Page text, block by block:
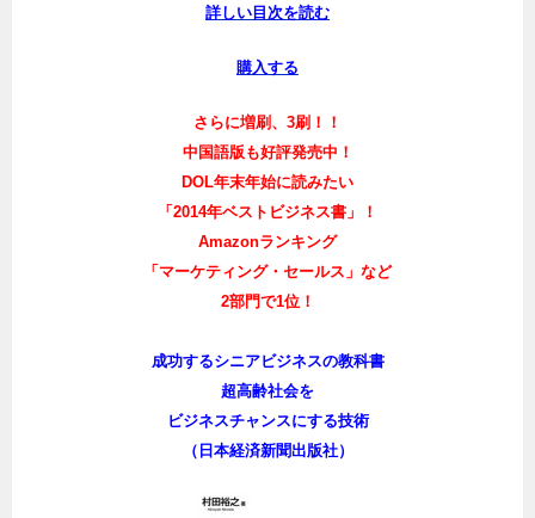
詳しい目次を読む
購入する
さらに増刷、3刷！！
中国語版も好評発売中！
DOL年末年始に読みたい
「2014年ベストビジネス書」！
Amazonランキング
「マーケティング・セールス」など
2部門で1位！
成功するシニアビジネスの教科書
超高齢社会を
ビジネスチャンスにする技術
（日本経済新聞出版社）